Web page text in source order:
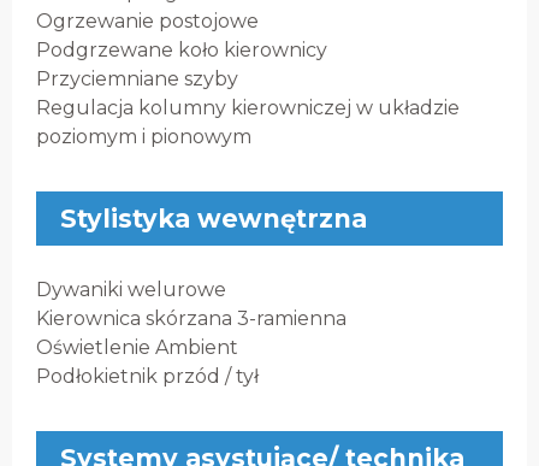
Ogrzewanie postojowe
Podgrzewane koło kierownicy
Przyciemniane szyby
Regulacja kolumny kierowniczej w układzie
poziomym i pionowym
Stylistyka wewnętrzna
Dywaniki welurowe
Kierownica skórzana 3-ramienna
Oświetlenie Ambient
Podłokietnik przód / tył
Systemy asystujące/ technika